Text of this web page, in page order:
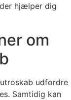
hjælper dig
om
udfordre
Samtidig kan